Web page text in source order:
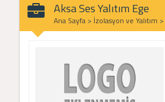
Aksa Ses Yalıtım Ege
Ana Sayfa > İzolasyon ve Yalıtım >